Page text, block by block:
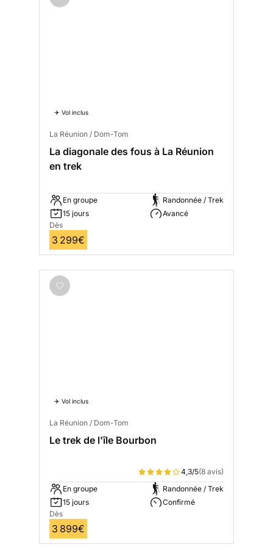
✈️ Vol inclus
La Réunion / Dom-Tom
La diagonale des fous à La Réunion
en trek
En groupe
15 jours
Randonnée / Trek
Avancé
Dès
3 299€
✈️ Vol inclus
La Réunion / Dom-Tom
Le trek de l'île Bourbon
4,3/5(8 avis)
En groupe
15 jours
Randonnée / Trek
Confirmé
Dès
3 899€